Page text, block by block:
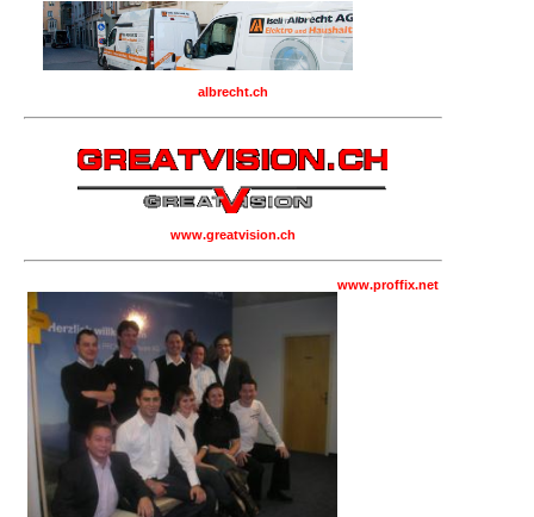
albrecht.ch
www.greatvision.ch
www.proffix.net